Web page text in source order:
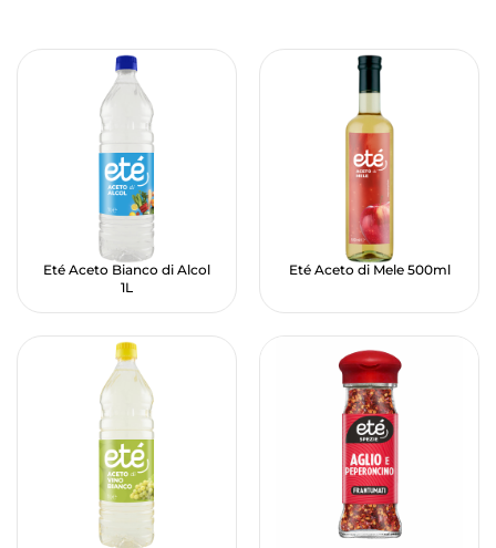
Eté Aceto Bianco di Alcol
1L
Eté Aceto di Mele 500ml